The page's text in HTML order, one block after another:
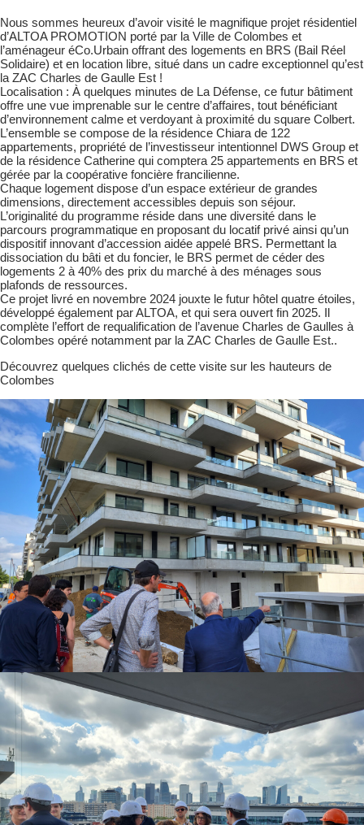
Nous sommes heureux d’avoir visité le magnifique projet résidentiel
d’ALTOA PROMOTION porté par la Ville de Colombes et
l’aménageur éCo.Urbain offrant des logements en BRS (Bail Réel
Solidaire) et en location libre, situé dans un cadre exceptionnel qu’est
la ZAC Charles de Gaulle Est !
Localisation : À quelques minutes de La Défense, ce futur bâtiment
offre une vue imprenable sur le centre d’affaires, tout bénéficiant
d’environnement calme et verdoyant à proximité du square Colbert.
L’ensemble se compose de la résidence Chiara de 122
appartements, propriété de l’investisseur intentionnel DWS Group et
de la résidence Catherine qui comptera 25 appartements en BRS et
gérée par la coopérative foncière francilienne.
Chaque logement dispose d’un espace extérieur de grandes
dimensions, directement accessibles depuis son séjour.
L’originalité du programme réside dans une diversité dans le
parcours programmatique en proposant du locatif privé ainsi qu’un
dispositif innovant d’accession aidée appelé BRS. Permettant la
dissociation du bâti et du foncier, le BRS permet de céder des
logements 2 à 40% des prix du marché à des ménages sous
plafonds de ressources.
Ce projet livré en novembre 2024 jouxte le futur hôtel quatre étoiles,
développé également par ALTOA, et qui sera ouvert fin 2025. Il
complète l’effort de requalification de l’avenue Charles de Gaulles à
Colombes opéré notamment par la ZAC Charles de Gaulle Est..
Découvrez quelques clichés de cette visite sur les hauteurs de
Colombes